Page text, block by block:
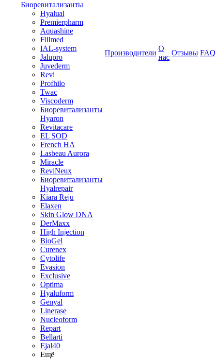
Биоревитализанты
Hyalual
Premierpharm
Aquashine
Fillmed
IAL-system
Jalupro
Juvederm
Revi
Profhilo
Twac
Viscoderm
Биоревитализанты
Hyaron
Revitacare
EL SOD
French HA
Lasbeau Aurora
Miracle
ReviNeux
Биоревитализанты
Hyalrepair
Kiara Reju
Elaxen
Skin Glow DNA
DerMaxx
High Injection
BioGel
Curenex
Cytolife
Evasion
Exclusive
Optima
Hyaluform
Genyal
Linerase
Nucleoform
Repart
Bellarti
Ejal40
Ещё
Производители
О
нас
Отзывы FAQ